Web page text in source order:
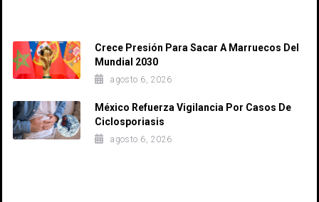
Crece Presión Para Sacar A Marruecos Del
Mundial 2030
agosto 6, 2026
México Refuerza Vigilancia Por Casos De
Ciclosporiasis
agosto 6, 2026